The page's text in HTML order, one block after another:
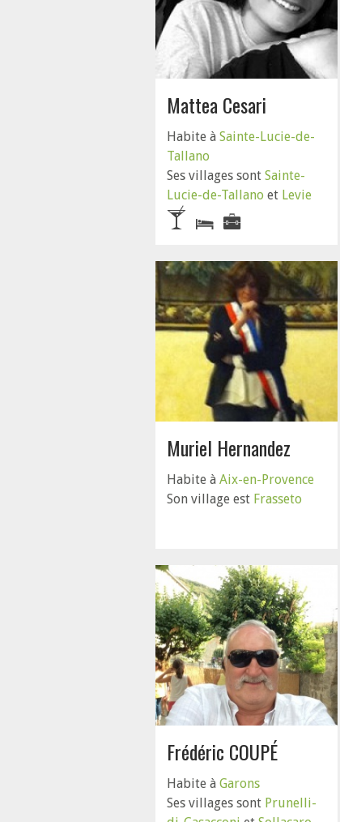
Mattea Cesari
Habite à Sainte-Lucie-de-
Tallano
Ses villages sont Sainte-
Lucie-de-Tallano et Levie
Muriel Hernandez
Habite à Aix-en-Provence
Son village est Frasseto
Frédéric COUPÉ
Habite à Garons
Ses villages sont Prunelli-